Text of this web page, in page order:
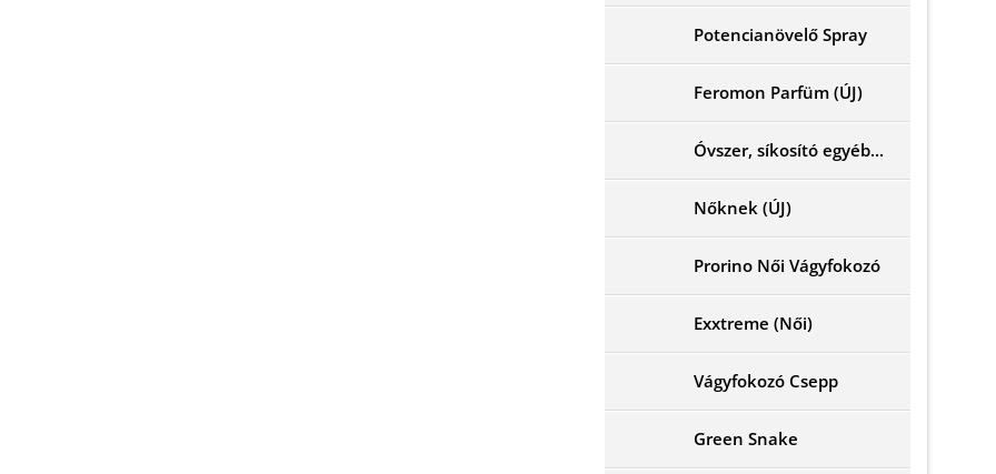
Potencianövelő Spray
Feromon Parfüm (ÚJ)
Óvszer, síkosító egyéb...
Nőknek (ÚJ)
Prorino Női Vágyfokozó
Exxtreme (Női)
Vágyfokozó Csepp
Green Snake